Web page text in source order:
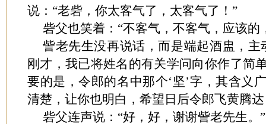
说：“老砦，你太客气了，太客气了！”
砦父也笑着：“不客气，不客气，应该的
訾老先生没再说话，而是端起酒盅，主
刚才，我已将姓名的有关学问向你作了简
要的是，令郎的名中那个‘坚’字，其含义
清楚，让你也明白，希望日后令郎飞黄腾
砦父连声说：“好，好，谢谢訾老先生。”